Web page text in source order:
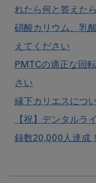
れたら何と答えた
硝酸カリウム、乳
えてください
PMTCの適正な回
さい
縁下カリエスにつ
【祝】デンタルラ
録数20,000人達成！